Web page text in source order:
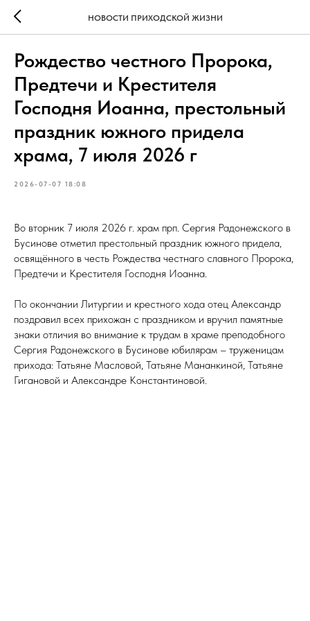
НОВОСТИ ПРИХОДСКОЙ ЖИЗНИ
Рождество честного Пророка,
Предтечи и Крестителя
Господня Иоанна, престольный
праздник южного придела
храма, 7 июля 2026 г
2026-07-07 18:08
Во вторник 7 июля 2026 г. храм прп. Сергия Радонежского в
Бусинове отметил престольный праздник южного придела,
освящённого в честь Рождества честнаго славного Пророка,
Предтечи и Крестителя Господня Иоанна.
По окончании Литургии и крестного хода отец Александр
поздравил всех прихожан с праздником и вручил памятные
знаки отличия во внимание к трудам в храме преподобного
Сергия Радонежского в Бусинове юбилярам – труженицам
прихода: Татьяне Масловой, Татьяне Мананкиной, Татьяне
Гигановой и Александре Константиновой.